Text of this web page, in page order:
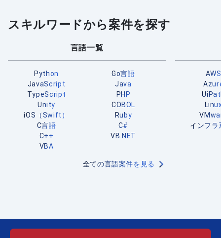
スキルワードから案件を探す
言語一覧
Python
Go言語
JavaScript
Java
TypeScript
PHP
Unity
COBOL
iOS（Swift）
Ruby
C言語
C#
C++
VB.NET
VBA
全ての言語案件を見る
AWS
インフラ